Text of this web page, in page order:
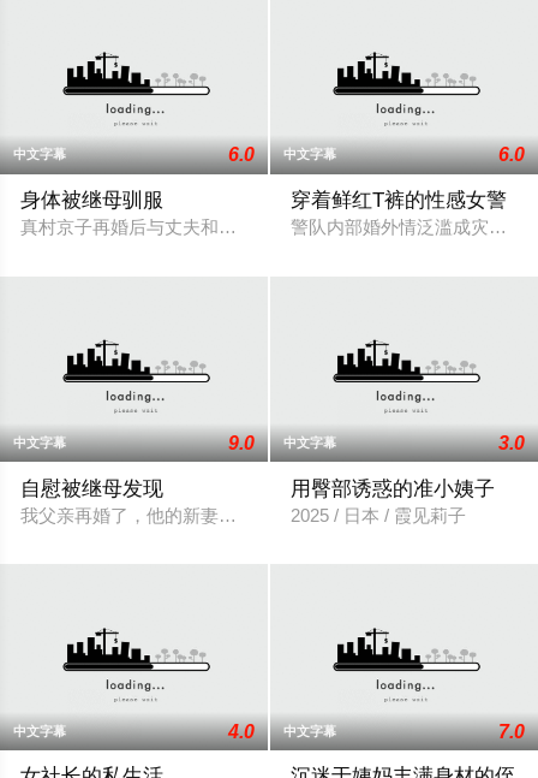
中文字幕 6.0
身体被继母驯服
真村京子再婚后与丈夫和刚出生的儿子幸太一起生活。由于丈
中文字幕 6.0
穿着鲜红T裤的性感女警
警队内部婚外情泛滥成灾。有
中文字幕 9.0
自慰被继母发现
我父亲再婚了，他的新妻子——我的继母——对我百般宠爱。她
中文字幕 3.0
用臀部诱惑的准小姨子
2025 / 日本 / 霞见莉子
中文字幕 4.0 中文字幕 7.0